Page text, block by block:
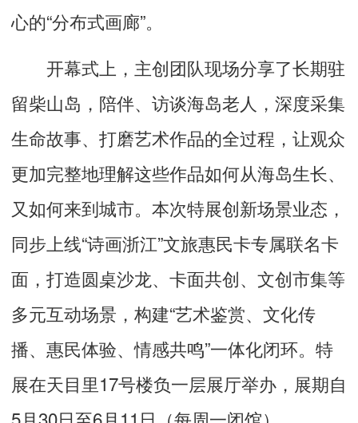
心的“分布式画廊”。
开幕式上，主创团队现场分享了长期驻
留柴山岛，陪伴、访谈海岛老人，深度采集
生命故事、打磨艺术作品的全过程，让观众
更加完整地理解这些作品如何从海岛生长、
又如何来到城市。本次特展创新场景业态，
同步上线“诗画浙江”文旅惠民卡专属联名卡
面，打造圆桌沙龙、卡面共创、文创市集等
多元互动场景，构建“艺术鉴赏、文化传
播、惠民体验、情感共鸣”一体化闭环。特
展在天目里17号楼负一层展厅举办，展期自